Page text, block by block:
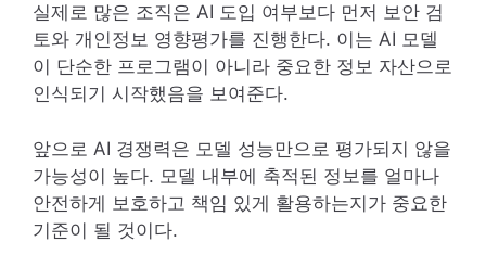
실제로 많은 조직은 AI 도입 여부보다 먼저 보안 검
토와 개인정보 영향평가를 진행한다. 이는 AI 모델
이 단순한 프로그램이 아니라 중요한 정보 자산으로
인식되기 시작했음을 보여준다.
앞으로 AI 경쟁력은 모델 성능만으로 평가되지 않을
가능성이 높다. 모델 내부에 축적된 정보를 얼마나
안전하게 보호하고 책임 있게 활용하는지가 중요한
기준이 될 것이다.